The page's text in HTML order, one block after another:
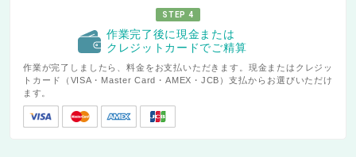
STEP 4
作業完了後に現金または
クレジットカードでご精算
作業が完了しましたら、料金をお支払いただきます。現金またはクレジッ
トカード（VISA・Master Card・AMEX・JCB）支払からお選びいただけ
ます。